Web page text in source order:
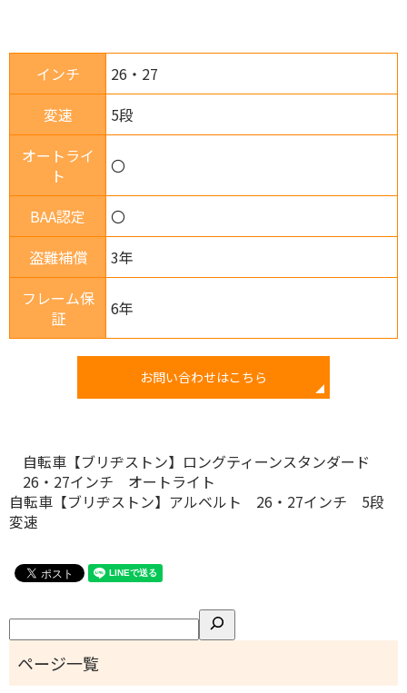
インチ
26・27
変速
5段
オートライ
ト
〇
BAA認定
〇
盗難補償
3年
フレーム保
証
6年
お問い合わせはこちら
自転車【ブリヂストン】ロングティーンスタンダード
26・27インチ オートライト
自転車【ブリヂストン】アルベルト 26・27インチ 5段
変速
検
索